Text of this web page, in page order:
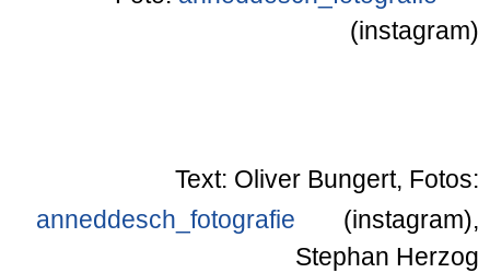
(instagram)
Text: Oliver Bungert, Fotos:
anneddesch_fotografie
(instagram),
Stephan Herzog